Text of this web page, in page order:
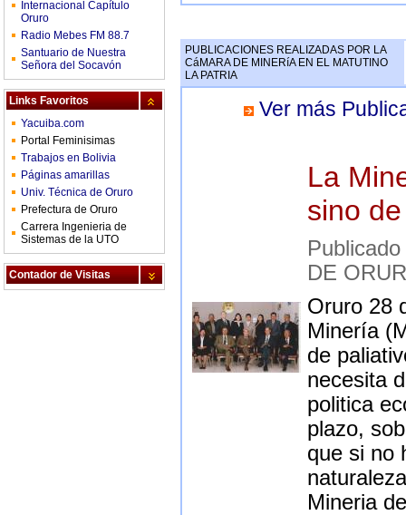
Internacional Capítulo
Oruro
Radio Mebes FM 88.7
Santuario de Nuestra
Señora del Socavón
Links Favoritos
Yacuiba.com
Portal Feminisimas
Trabajos en Bolivia
Páginas amarillas
Univ. Técnica de Oruro
Prefectura de Oruro
Carrera Ingenieria de
Sistemas de la UTO
Contador de Visitas
PUBLICACIONES REALIZADAS POR LA
CáMARA DE MINERíA EN EL MATUTINO
LA PATRIA
Ver más
La
sino
DE
Oruro 28
Minería
de
necesita
politica
plazo,
que si no
Mineria